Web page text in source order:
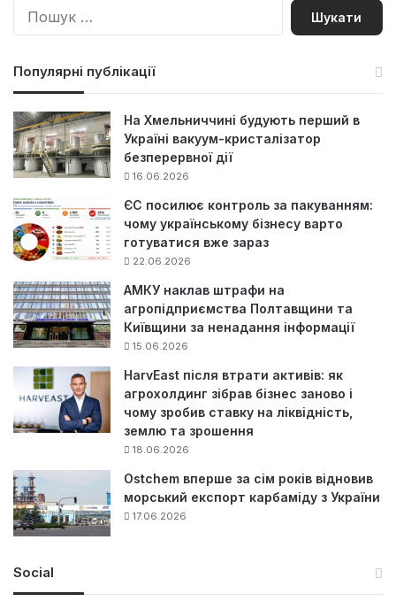
П
Популярні публікації
На Хмельниччині будують перший в
Україні вакуум-кристалізатор
безперервної дії
16.06.2026
ЄС посилює контроль за пакуванням:
чому українському бізнесу варто
готуватися вже зараз
22.06.2026
АМКУ наклав штрафи на
агропідприємства Полтавщини та
Київщини за ненадання інформації
15.06.2026
HarvEast після втрати активів: як
агрохолдинг зібрав бізнес заново і
чому зробив ставку на ліквідність,
землю та зрошення
18.06.2026
Ostchem вперше за сім років відновив
морський експорт карбаміду з України
17.06.2026
Social